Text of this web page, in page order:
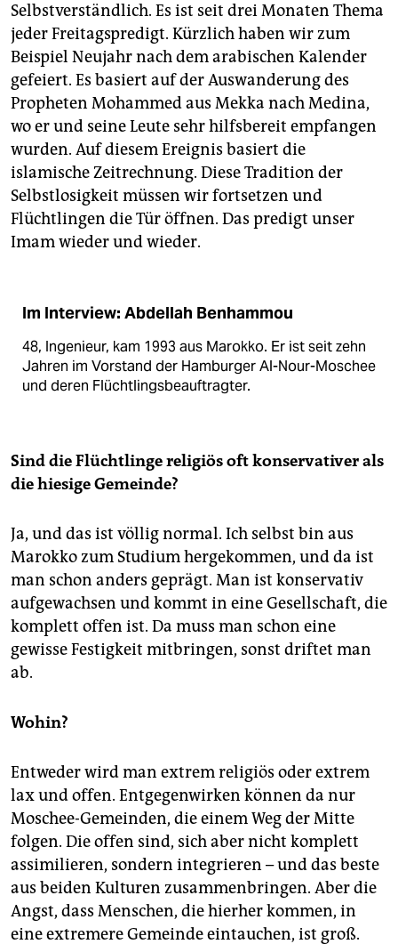
Selbstverständlich. Es ist seit drei Monaten Thema
jeder Freitagspredigt. Kürzlich haben wir zum
Beispiel Neujahr nach dem arabischen Kalender
gefeiert. Es basiert auf der Auswanderung des
Propheten Mohammed aus Mekka nach Medina,
wo er und seine Leute sehr hilfsbereit empfangen
wurden. Auf diesem Ereignis basiert die
islamische Zeitrechnung. Diese Tradition der
Selbstlosigkeit müssen wir fortsetzen und
Flüchtlingen die Tür öffnen. Das predigt unser
Imam wieder und wieder.
Im Interview: Abdellah Benhammou
48, Ingenieur, kam 1993 aus Marokko. Er ist seit zehn
Jahren im Vorstand der Hamburger Al-Nour-Moschee
und deren Flüchtlingsbeauftragter.
Sind die Flüchtlinge religiös oft konservativer als
die hiesige Gemeinde?
Ja, und das ist völlig normal. Ich selbst bin aus
Marokko zum Studium hergekommen, und da ist
man schon anders geprägt. Man ist konservativ
aufgewachsen und kommt in eine Gesellschaft, die
komplett offen ist. Da muss man schon eine
gewisse Festigkeit mitbringen, sonst driftet man
ab.
Wohin?
Entweder wird man extrem religiös oder extrem
lax und offen. Entgegenwirken können da nur
Moschee-Gemeinden, die einem Weg der Mitte
folgen. Die offen sind, sich aber nicht komplett
assimilieren, sondern integrieren – und das beste
aus beiden Kulturen zusammenbringen. Aber die
Angst, dass Menschen, die hierher kommen, in
eine extremere Gemeinde eintauchen, ist groß.